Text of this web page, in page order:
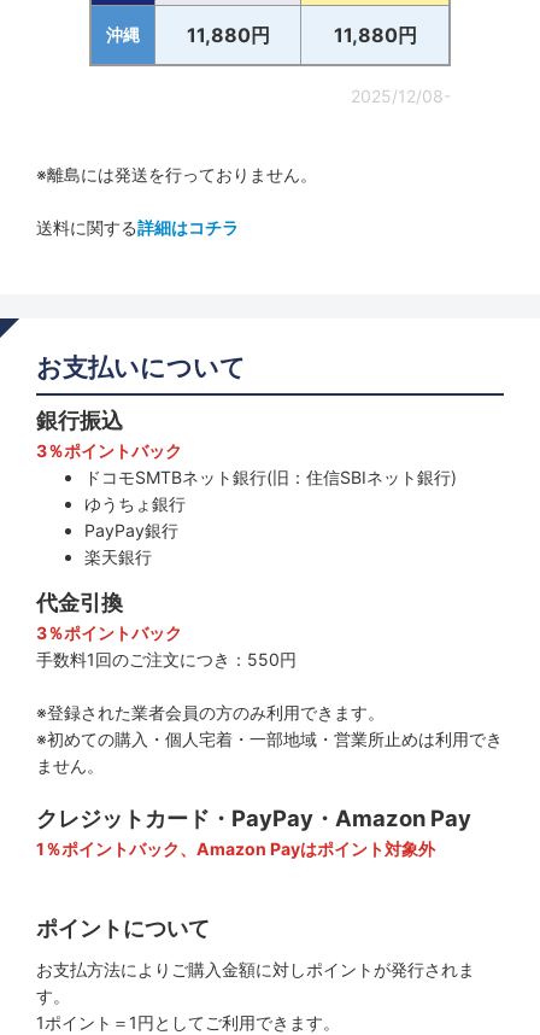
沖縄 11,880円 11,880円
2025/12/08-
※離島には発送を行っておりません。
送料に関する詳細はコチラ
お支払いについて
銀行振込
3％ポイントバック
ドコモSMTBネット銀行(旧：住信SBIネット銀行)
ゆうちょ銀行
PayPay銀行
楽天銀行
代金引換
3％ポイントバック
手数料1回のご注文につき：550円
※登録された業者会員の方のみ利用できます。
※初めての購入・個人宅着・一部地域・営業所止めは利用でき
ません。
クレジットカード・PayPay・Amazon Pay
1％ポイントバック、Amazon Payはポイント対象外
ポイントについて
お支払方法によりご購入金額に対しポイントが発行されま
す。
1ポイント＝1円としてご利用できます。